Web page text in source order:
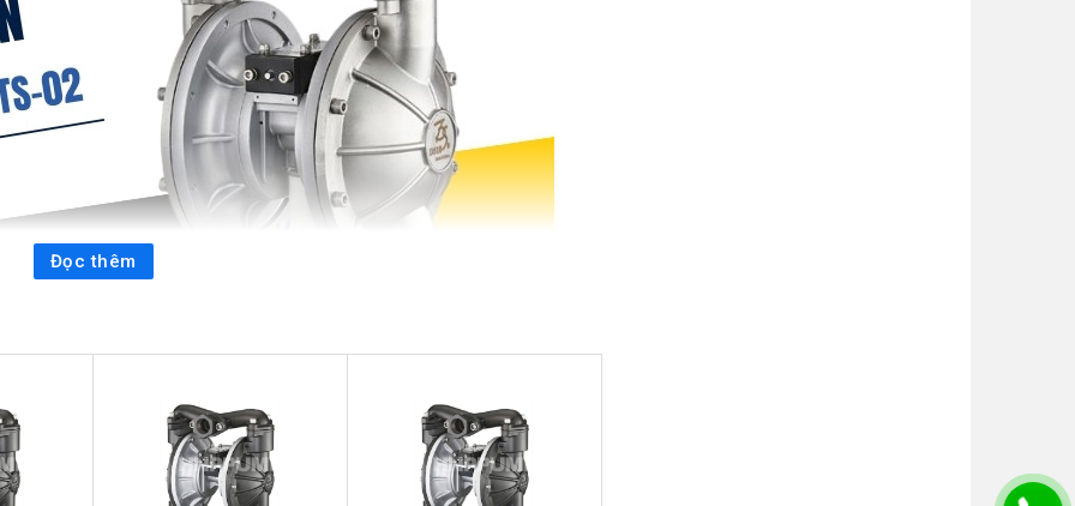
màng khí nén cao cấp từ thương hiệu TDS Đài Loan, được thiết kế
môi trường công nghiệp khắc nghiệt. Với cấu tạo từ vật liệu Inox
vượt trội, khả năng chống ăn mòn hiệu quả và an toàn tuyệt đối cho
Đọc thêm